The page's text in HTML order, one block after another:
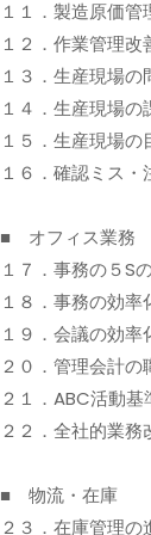
１１．製造原価
１２．作業管理改
１３．生産現場の
１４．生産現場の
１５．生産現場の
１６．確認ミス
■ オフィス業務
１７．事務の５S
１８．事務の効率
１９．会議の効率
２０．管理会計の
２１．ABC活動
２２．全社的業務
■ 物流・在庫
２３．在庫管理の